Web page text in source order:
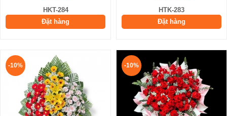
HKT-284
Đặt hàng
HTK-283
Đặt hàng
-10% -10%